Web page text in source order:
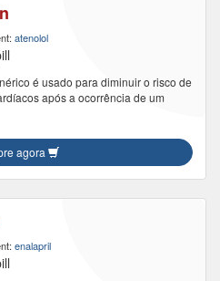
atenolol
é usado para diminuir o risco de
após a ocorrência de um
agora
enalapril